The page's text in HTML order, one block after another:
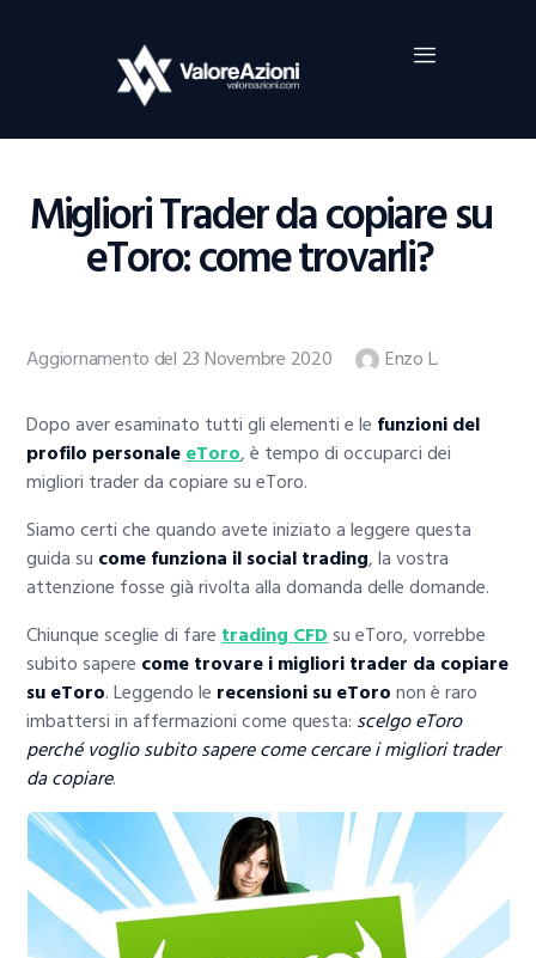
Migliori Trader da copiare su
eToro: come trovarli?
Home
Investimenti
Borsa
Guide Al Trading
Criptovalute
Aggiornamento del 23 Novembre 2020 Enzo L.
Dopo aver esaminato tutti gli elementi e le funzioni del
profilo personaleeToro, è tempo di occuparci dei
migliori trader da copiare su eToro.
Siamo certi che quando avete iniziato a leggere questa
guida su come funziona il social trading, la vostra
attenzione fosse già rivolta alla domanda delle domande.
Chiunque sceglie di faretrading CFDsu eToro, vorrebbe
subito sapere come trovare i migliori trader da copiare
su eToro. Leggendo le recensioni su eToronon è raro
imbattersi in affermazioni come questa: scelgo eToro
perché voglio subito sapere come cercare i migliori trader
da copiare.